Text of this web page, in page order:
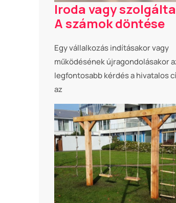
Iroda vagy
A számok döntése
Egy vállalkozás indításakor vagy
működésének újragondolásakor
legfontosabb kérdés a hivatalos
az